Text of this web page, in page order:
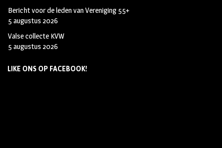
Bericht voor de leden van Vereniging 55+
5 augustus 2026
Valse collecte KVW
5 augustus 2026
LIKE ONS OP FACEBOOK!